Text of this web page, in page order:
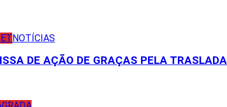
NOTÍCIAS
DE AÇÃO DE GRAÇAS PELA